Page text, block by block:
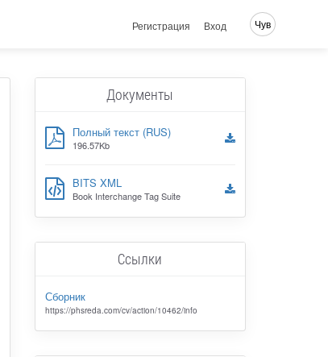
Регистрация Вход Чув
Документы
Полный текст (RUS)
196.57Kb
BITS XML
Book Interchange Tag Suite
Ссылки
Сборник
https://phsreda.com/cv/action/10462/info